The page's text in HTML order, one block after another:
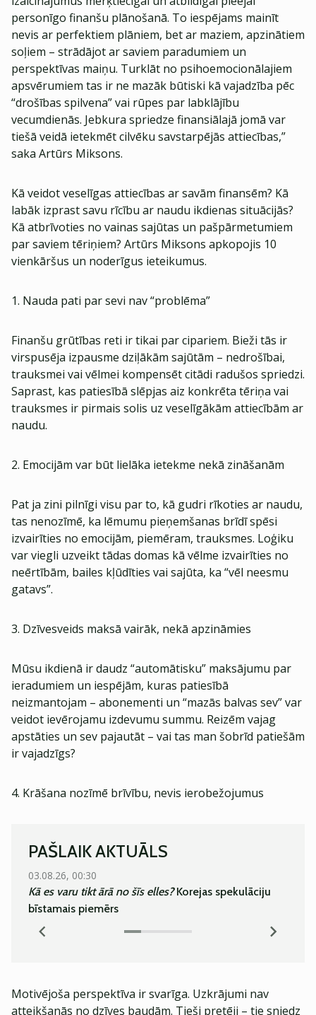
personīgo finanšu plānošanā. To iespējams mainīt
nevis ar perfektiem plāniem, bet ar maziem, apzinātiem
soļiem – strādājot ar saviem paradumiem un
perspektīvas maiņu. Turklāt no psihoemocionālajiem
apsvērumiem tas ir ne mazāk būtiski kā vajadzība pēc
“drošības spilvena” vai rūpes par labklājību
vecumdienās. Jebkura spriedze finansiālajā jomā var
tiešā veidā ietekmēt cilvēku savstarpējās attiecības,”
saka Artūrs Miksons.
Kā veidot veselīgas attiecības ar savām finansēm? Kā
labāk izprast savu rīcību ar naudu ikdienas situācijās?
Kā atbrīvoties no vainas sajūtas un pašpārmetumiem
par saviem tēriņiem? Artūrs Miksons apkopojis 10
vienkāršus un noderīgus ieteikumus.
1. Nauda pati par sevi nav “problēma”
Finanšu grūtības reti ir tikai par cipariem. Bieži tās ir
virspusēja izpausme dziļākām sajūtām – nedrošībai,
trauksmei vai vēlmei kompensēt citādi radušos spriedzi.
Saprast, kas patiesībā slēpjas aiz konkrēta tēriņa vai
trauksmes ir pirmais solis uz veselīgākām attiecībām ar
naudu.
2. Emocijām var būt lielāka ietekme nekā zināšanām
Pat ja zini pilnīgi visu par to, kā gudri rīkoties ar naudu,
tas nenozīmē, ka lēmumu pieņemšanas brīdī spēsi
izvairīties no emocijām, piemēram, trauksmes. Loģiku
var viegli uzveikt tādas domas kā vēlme izvairīties no
neērtībām, bailes kļūdīties vai sajūta, ka “vēl neesmu
gatavs”.
3. Dzīvesveids maksā vairāk, nekā apzināmies
Mūsu ikdienā ir daudz “automātisku” maksājumu par
ieradumiem un iespējām, kuras patiesībā
neizmantojam – abonementi un “mazās balvas sev” var
veidot ievērojamu izdevumu summu. Reizēm vajag
apstāties un sev pajautāt – vai tas man šobrīd patiešām
ir vajadzīgs?
4. Krāšana nozīmē brīvību, nevis ierobežojumus
PAŠLAIK AKTUĀLS
03.08.26, 00:30
Kā es varu tikt ārā no šīs elles?Korejas spekulāciju
bīstamais piemērs
Motivējoša perspektīva ir svarīga. Uzkrājumi nav
atteikšanās no dzīves baudām. Tieši pretēji – tie sniedz